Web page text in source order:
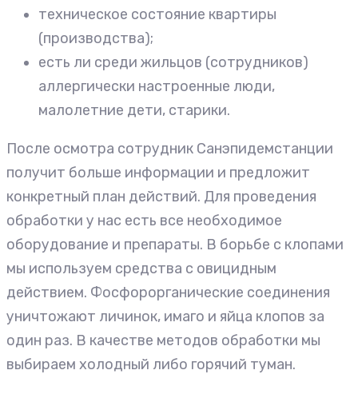
техническое состояние квартиры
(производства);
есть ли среди жильцов (сотрудников)
аллергически настроенные люди,
малолетние дети, старики.
После осмотра сотрудник Санэпидемстанции
получит больше информации и предложит
конкретный план действий. Для проведения
обработки у нас есть все необходимое
оборудование и препараты. В борьбе с клопами
мы используем средства с овицидным
действием. Фосфорорганические соединения
уничтожают личинок, имаго и яйца клопов за
один раз. В качестве методов обработки мы
выбираем холодный либо горячий туман.